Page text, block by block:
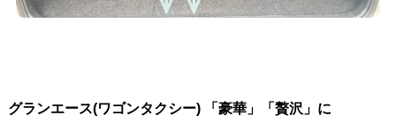
グランエース(ワゴンタクシー) 「豪華」「贅沢」に